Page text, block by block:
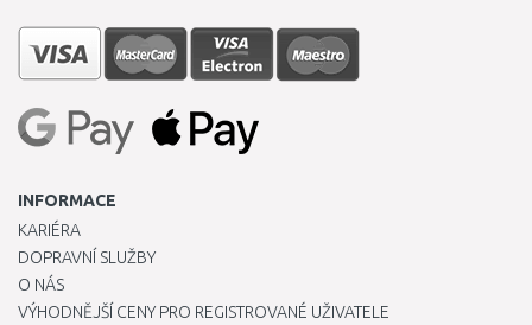
INFORMACE
KARIÉRA
DOPRAVNÍ SLUŽBY
O NÁS
VÝHODNĚJŠÍ CENY PRO REGISTROVANÉ UŽIVATELE